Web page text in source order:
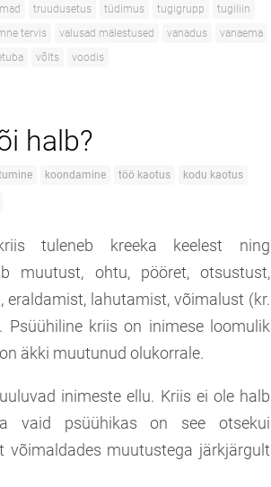
truudusetus tüdimus tugigrupp
tugiliin
tervis valusad mälestused vanadus
vanaema
võlts voodis
halb?
koondamine töö kaotus kodu kaotus
tuleneb kreeka keelest ning
muutust, ohtu, pööret, otsustust,
eraldamist, lahutamist, võimalust (kr.
Psüühiline kriis on inimese loomulik
äkki muutunud olukorrale.
inimeste ellu. Kriis ei ole halb
vaid psüühikas on see otsekui
muutustega järkjärgult